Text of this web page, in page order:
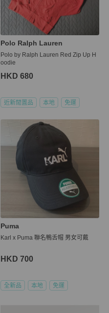
Polo Ralph Lauren
Polo by Ralph Lauren Red Zip Up H
oodie
HKD 680
近新閒置品 本地 免運
Puma
Karl x Puma 聯名鴨舌帽 男女可戴
HKD 700
全新品 本地 免運